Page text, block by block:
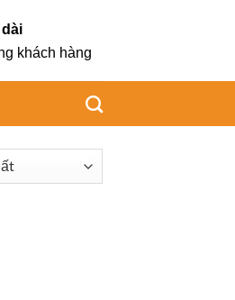
khách hàng